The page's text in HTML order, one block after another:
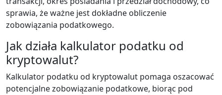
sprawia, że ważne jest dokładne obliczenie
zobowiązania podatkowego.
Jak działa kalkulator podatku od
kryptowalut?
Kalkulator podatku od kryptowalut pomaga oszacować
potencjalne zobowiązanie podatkowe, biorąc pod